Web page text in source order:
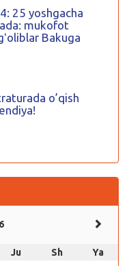
25 yoshgacha
mukofot
Bakuga
o’qish
Ju Sh
Ya